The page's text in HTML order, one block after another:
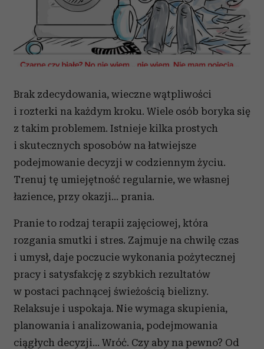
Brak zdecydowania, wieczne wątpliwości
i rozterki na każdym kroku. Wiele osób boryka się
z takim problemem. Istnieje kilka prostych
i skutecznych sposobów na łatwiejsze
podejmowanie decyzji w codziennym życiu.
Trenuj tę umiejętność regularnie, we własnej
łazience, przy okazji… prania.
Pranie to rodzaj terapii zajęciowej, która
rozgania smutki i stres. Zajmuje na chwilę czas
i umysł, daje poczucie wykonania pożytecznej
pracy i satysfakcję z szybkich rezultatów
w postaci pachnącej świeżością bielizny.
Relaksuje i uspokaja. Nie wymaga skupienia,
planowania i analizowania, podejmowania
ciągłych decyzji… Wróć. Czy aby na pewno? Od